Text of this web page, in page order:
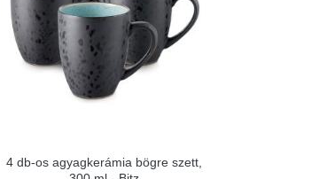
4 db-os agyagkerámia bögre szett,